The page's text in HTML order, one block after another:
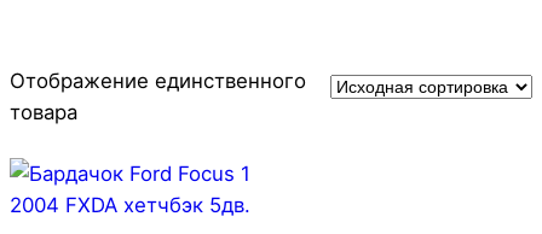
Отображение единственного
товара